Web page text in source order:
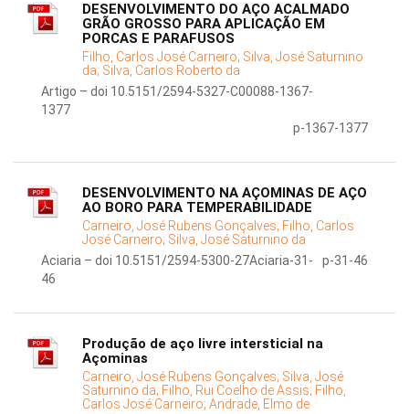
DESENVOLVIMENTO DO AÇO ACALMADO
GRÃO GROSSO PARA APLICAÇÃO EM
PORCAS E PARAFUSOS
Filho, Carlos José Carneiro; Silva, José Saturnino
da; Silva, Carlos Roberto da
Artigo – doi 10.5151/2594-5327-C00088-1367-
1377
p-1367-1377
DESENVOLVIMENTO NA AÇOMINAS DE AÇO
AO BORO PARA TEMPERABILIDADE
Carneiro, José Rubens Gonçalves; Filho, Carlos
José Carneiro; Silva, José Saturnino da
Aciaria – doi 10.5151/2594-5300-27Aciaria-31-
46
p-31-46
Produção de aço livre intersticial na
Açominas
Carneiro, José Rubens Gonçalves; Silva, José
Saturnino da; Filho, Rui Coelho de Assis; Filho,
Carlos José Carneiro; Andrade, Elmo de